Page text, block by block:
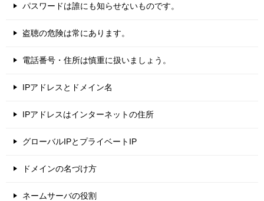
パスワードは誰にも知らせないものです。
盗聴の危険は常にあります。
電話番号・住所は慎重に扱いましょう。
IPアドレスとドメイン名
IPアドレスはインターネットの住所
グローバルIPとプライベートIP
ドメインの名づけ方
ネームサーバの役割